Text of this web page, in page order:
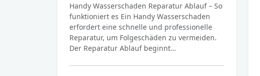
Handy Wasserschaden Reparatur Ablauf – So
funktioniert es Ein Handy Wasserschaden
erfordert eine schnelle und professionelle
Reparatur, um Folgeschäden zu vermeiden.
Der Reparatur Ablauf beginnt…